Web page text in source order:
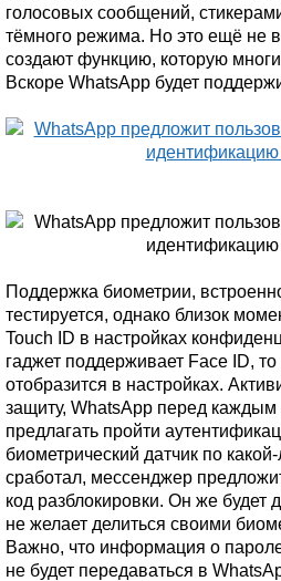
голосовых сообщений,
тёмного режима. Но это ещё не
создают функцию, которую
Вскоре WhatsApp будет
Поддержка биометрии,
тестируется, однако близок
Touch ID в настройках
гаджет поддерживает Face ID, то
отобразится в настройках.
защиту, WhatsApp перед каждым
предлагать пройти
биометрический датчик по
сработал, мессенджер
код разблокировки. Он же будет
не желает делиться своими
Важно, что информация о
не будет передаваться в